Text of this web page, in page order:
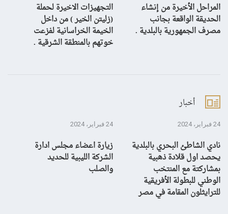
المراحل الأخيرة من إنشاء
الحديقة الواقعة بجانب
مصرف الجمهورية بالبلدية .
التجهيزات الاخيرة لحملة
(زليتن الخير ) من داخل
الخيمة الخراسانية لفزعت
خوتهم بالمنطقة الشرقية .
أخبار
24 فبراير، 2024
نادي الشاطئ البحري بالبلدية
يحصد اول قلادة ذهبية
بمشاركتة مع المنتخب
الوطني للبطولة الأفريقية
للترايثلون المقامة في مصر
24 فبراير، 2024
زيارة اعضاء مجلس ادارة
الشركة الليبية للحديد
والصلب